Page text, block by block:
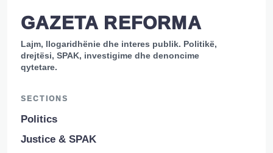
GAZETA REFORMA
Lajm, llogaridhënie dhe interes publik. Politikë,
drejtësi, SPAK, investigime dhe denoncime
qytetare.
SECTIONS
Politics
Justice & SPAK